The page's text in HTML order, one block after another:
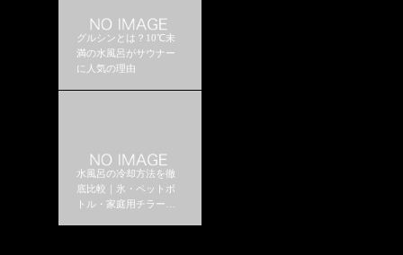
グルシンとは？10℃未
満の水風呂がサウナー
に人気の理由
水風呂の冷却方法を徹
底比較｜氷・ペットボ
トル・家庭用チラーは